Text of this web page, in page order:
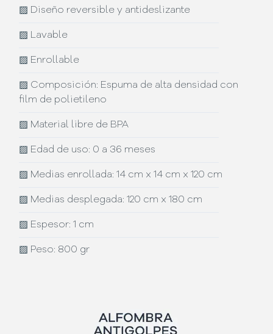
▨ Diseño reversible y antideslizante
▨ Lavable
▨ Enrollable
▨ Composición: Espuma de alta densidad con
film de polietileno
▨ Material libre de BPA
▨ Edad de uso: 0 a 36 meses
▨ Medias enrollada: 14 cm x 14 cm x 120 cm
▨ Medias desplegada: 120 cm x 180 cm
▨ Espesor: 1 cm
▨ Peso: 800 gr